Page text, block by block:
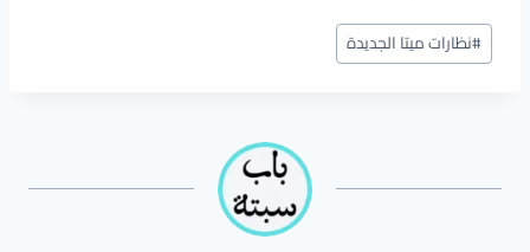
وسوم
المقال:
#نظارات ميتا الجديدة